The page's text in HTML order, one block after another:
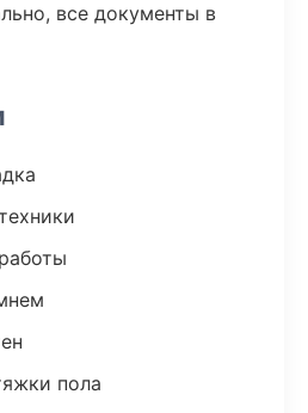
все документы в
пола